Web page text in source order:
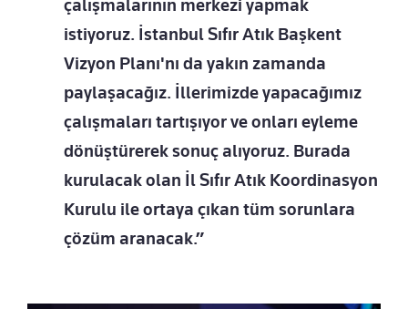
çalışmalarının merkezi yapmak
istiyoruz. İstanbul Sıfır Atık Başkent
Vizyon Planı'nı da yakın zamanda
paylaşacağız. İllerimizde yapacağımız
çalışmaları tartışıyor ve onları eyleme
dönüştürerek sonuç alıyoruz. Burada
kurulacak olan İl Sıfır Atık Koordinasyon
Kurulu ile ortaya çıkan tüm sorunlara
çözüm aranacak.”